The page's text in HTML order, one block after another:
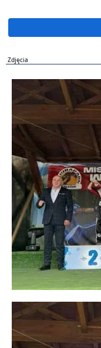
Zdjęcia